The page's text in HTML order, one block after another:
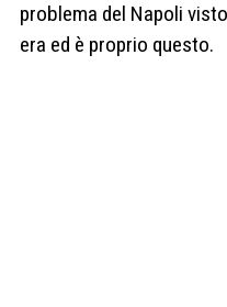
problema del Napoli
era ed è proprio questo.